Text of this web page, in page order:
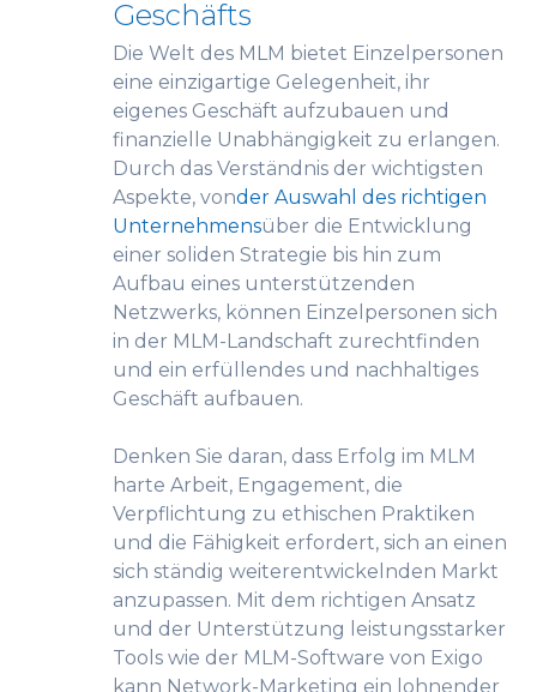
Geschäfts
Die Welt des MLM bietet Einzelpersonen
eine einzigartige Gelegenheit, ihr
eigenes Geschäft aufzubauen und
finanzielle Unabhängigkeit zu erlangen.
Durch das Verständnis der wichtigsten
Aspekte, vonder Auswahl des richtigen
Unternehmensüber die Entwicklung
einer soliden Strategie bis hin zum
Aufbau eines unterstützenden
Netzwerks, können Einzelpersonen sich
in der MLM-Landschaft zurechtfinden
und ein erfüllendes und nachhaltiges
Geschäft aufbauen.
Denken Sie daran, dass Erfolg im MLM
harte Arbeit, Engagement, die
Verpflichtung zu ethischen Praktiken
und die Fähigkeit erfordert, sich an einen
sich ständig weiterentwickelnden Markt
anzupassen. Mit dem richtigen Ansatz
und der Unterstützung leistungsstarker
Tools wie der MLM-Software von Exigo
kann Network-Marketing ein lohnender